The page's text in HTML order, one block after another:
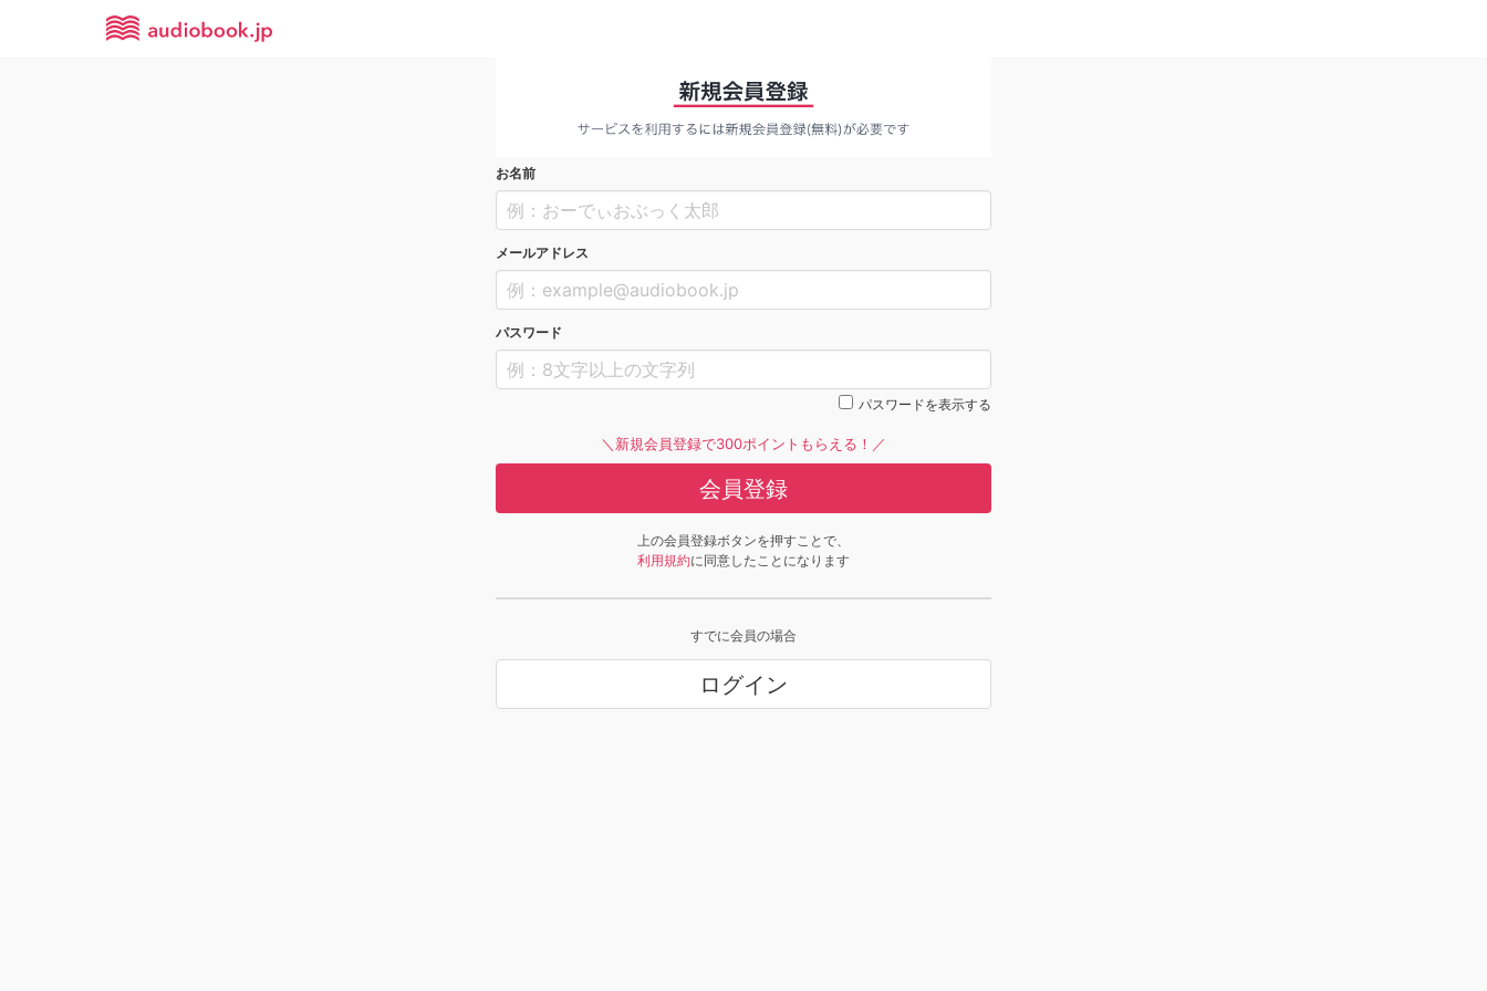
お名前
メールアドレス
パスワード
パスワードを表示する
＼新規会員登録で300ポイントもらえる！／
会員登録
上の会員登録ボタンを押すことで、
利用規約に同意したことになります
すでに会員の場合
ログイン